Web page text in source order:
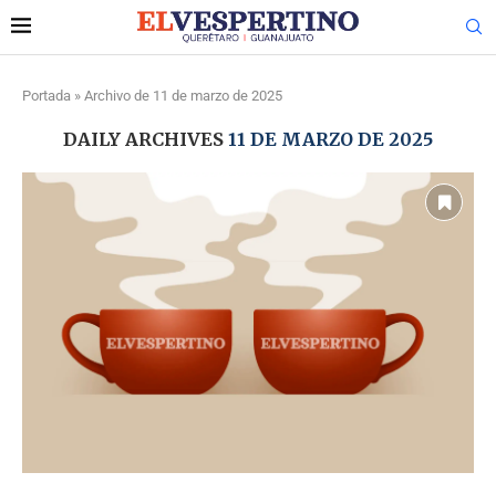
Portada » Archivo de 11 de marzo de 2025
DAILY ARCHIVES 11 DE MARZO DE 2025